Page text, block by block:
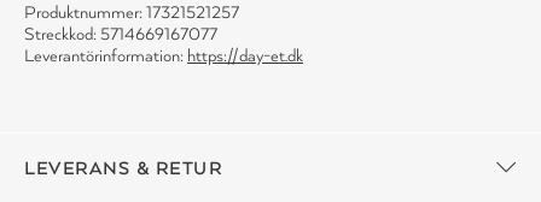
Produktnummer: 17321521257
Streckkod: 5714669167077
Leverantörinformation: https://day-et.dk
LEVERANS & RETUR